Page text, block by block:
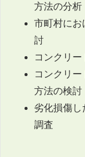
方法の分析
市町村にお
討
コンクリ
コンクリ
方法の検討
劣化損傷し
調査